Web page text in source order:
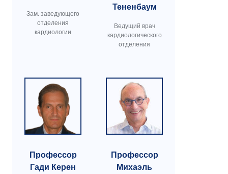
Зам. заведующего
отделения
кардиологии
Тененбаум
Ведущий врач
кардиологического
отделения
Профессор
Гади Керен
Профессор
Михаэль